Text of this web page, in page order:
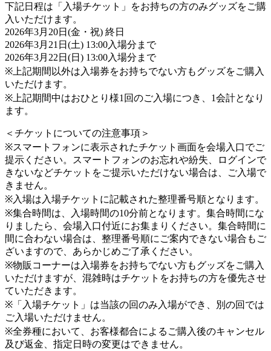
下記日程は「入場チケット」をお持ちの方のみグッズをご購
入いただけます。
2026年3月20日(金・祝) 終日
2026年3月21日(土) 13:00入場分まで
2026年3月22日(日) 13:00入場分まで
※上記期間以外は入場券をお持ちでない方もグッズをご購入
いただけます。
※上記期間中はおひとり様1回のご入場につき、1会計となり
ます。
＜チケットについての注意事項＞
※スマートフォンに表示されたチケット画面を会場入口でご
提示ください。スマートフォンのお忘れや紛失、ログインで
きないなどチケットをご提示いただけない場合は、ご入場で
きません。
※入場は入場チケットに記載された整理番号順となります。
※集合時間は、入場時間の10分前となります。集合時間にな
りましたら、会場入口付近にお集まりください。集合時間に
間に合わない場合は、整理番号順にご案内できない場合もご
ざいますので、あらかじめご了承ください。
※物販コーナーは入場券をお持ちでない方もグッズをご購入
いただけますが、混雑時はチケットをお持ちの方を優先させ
ていただきます。
※「入場チケット」は当該の回のみ入場ができ、別の回では
ご入場いただけません。
※全券種において、お客様都合によるご購入後のキャンセル
及び返金、指定日時の変更はできません。